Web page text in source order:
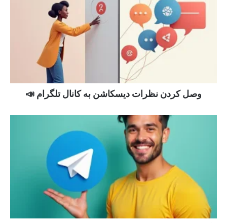
وصل کردن نظرات دیسکاشن به کانال تلگرام 📣